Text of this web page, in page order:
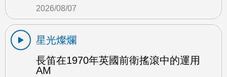
2026/08/07
星光燦爛
長笛在1970年英國前衛搖滾中的運用
AM